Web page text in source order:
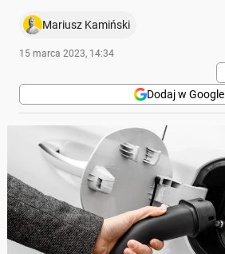
Mariusz Kamiński
15 marca 2023, 14:34
Dodaj w Google